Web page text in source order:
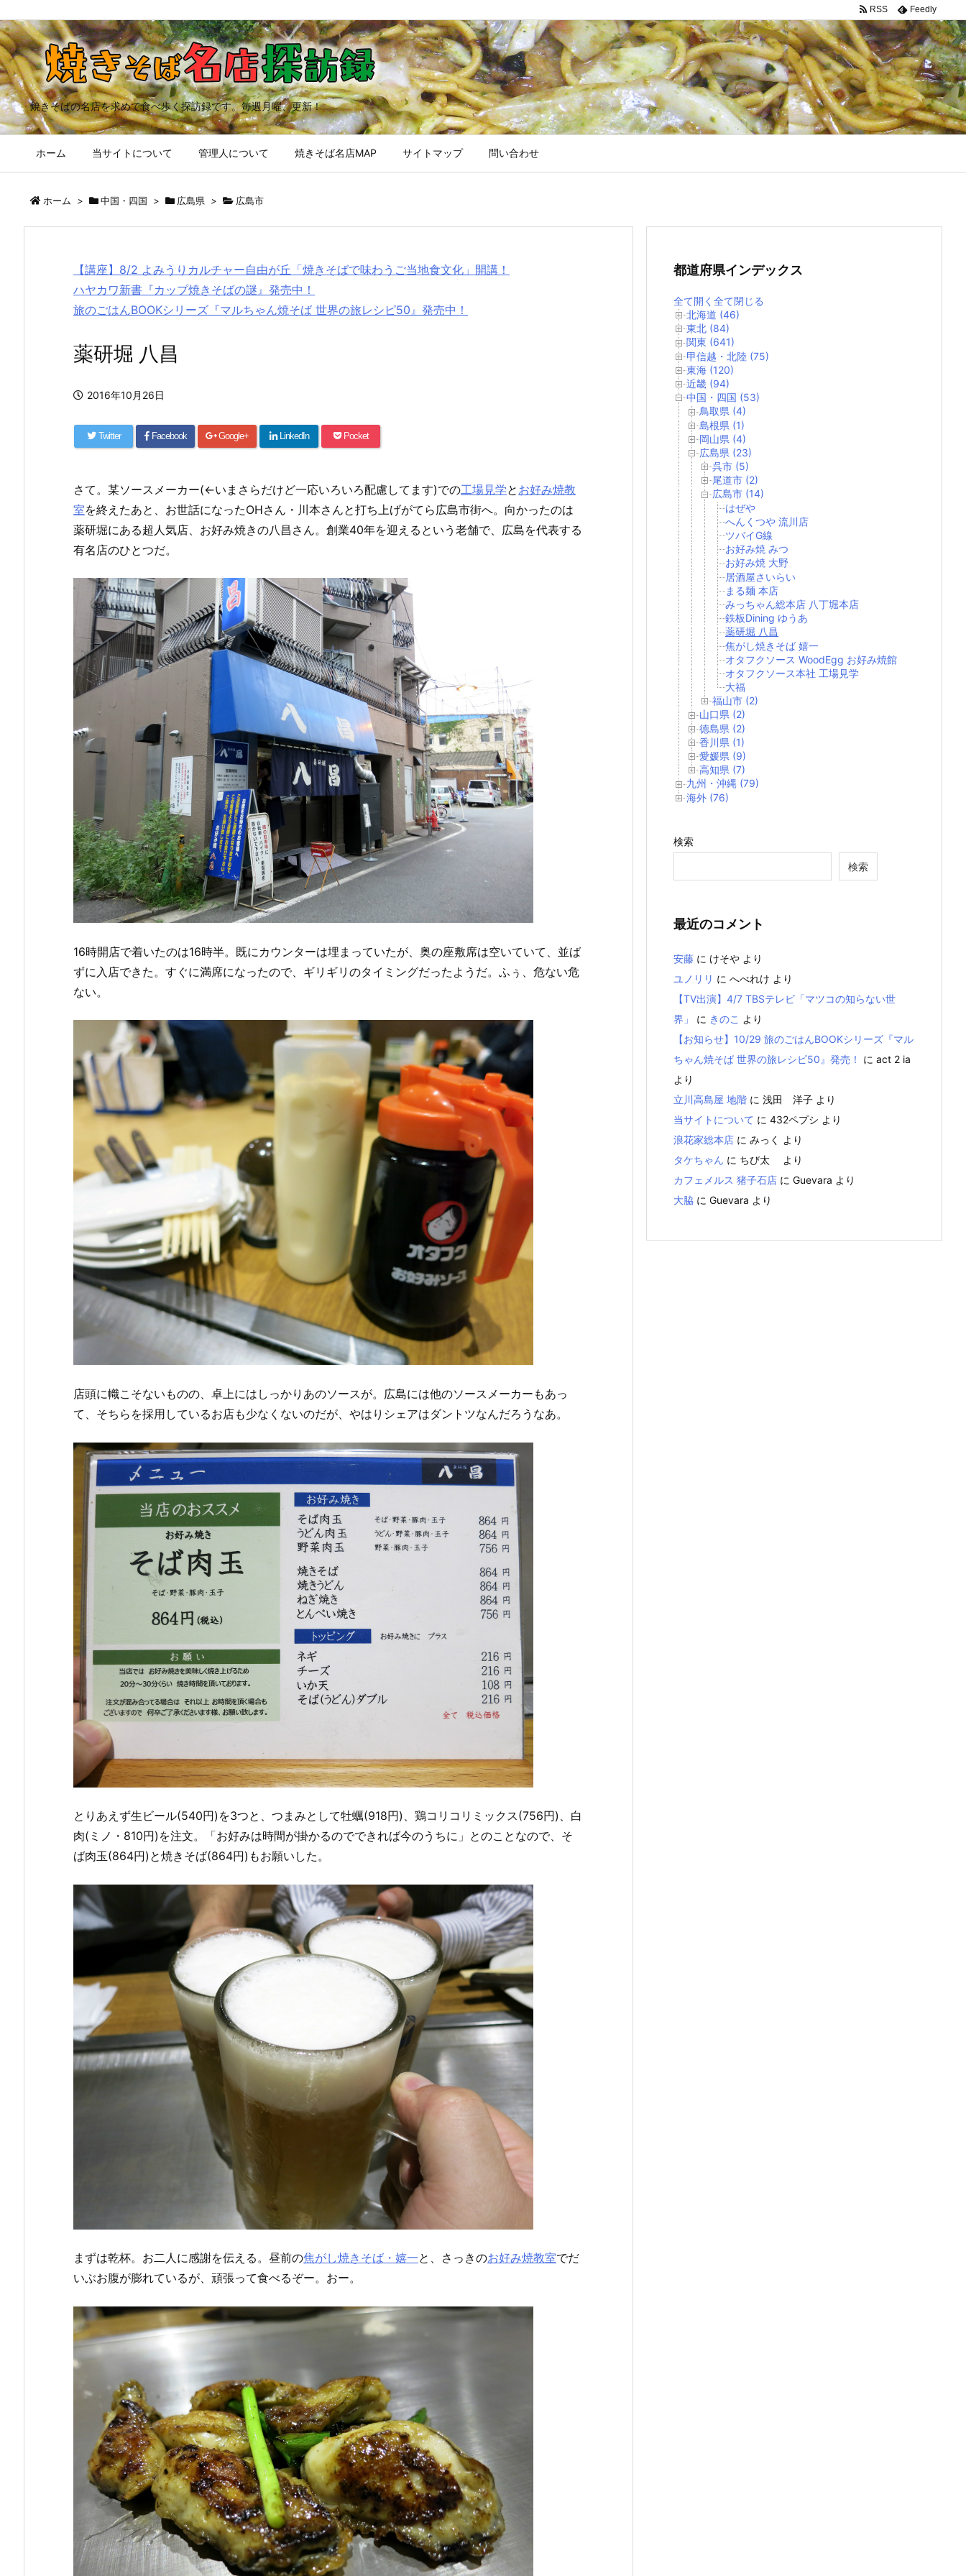
焼きそばの名店を求めて食べ歩く探訪録です。毎週月曜、更新！
ホーム 当サイトについて 管理人について 焼きそば名店MAP サイトマップ 問い合わせ
RSS Feedly
ホーム > 中国・四国 > 広島県 > 広島市
【講座】8/2 よみうりカルチャー自由が丘「焼きそばで味わうご当地食文化」開講！
ハヤカワ新書『カップ焼きそばの謎』発売中！
旅のごはんBOOKシリーズ『マルちゃん焼そば 世界の旅レシピ50』発売中！
薬研堀 八昌
2016年10月26日
Twitter Facebook Google+ LinkedIn Pocket
さて。某ソースメーカー(←いまさらだけど一応いろいろ配慮してます)での工場見学と お好み焼教
室を終えたあと、お世話になったOHさん・川本さんと打ち上げがてら広島市街へ。向かったのは
薬研堀にある超人気店、お好み焼きの八昌さん。創業40年を迎えるという老舗で、広島を代表する
有名店のひとつだ。
16時開店で着いたのは16時半。既にカウンターは埋まっていたが、奥の座敷席は空いていて、並ば
ずに入店できた。すぐに満席になったので、ギリギリのタイミングだったようだ。ふぅ、危ない危
ない。
店頭に幟こそないものの、卓上にはしっかりあのソースが。広島には他のソースメーカーもあっ
て、そちらを採用しているお店も少なくないのだが、やはりシェアはダントツなんだろうなあ。
とりあえず生ビール(540円)を3つと、つまみとして牡蠣(918円)、鶏コリコリミックス(756円)、白
肉(ミノ・810円)を注文。「お好みは時間が掛かるのでできれば今のうちに」とのことなので、そ
ば肉玉(864円)と焼きそば(864円)もお願いした。
まずは乾杯。お二人に感謝を伝える。昼前の焦がし焼きそば・嬉一と、さっきのお好み焼教室でだ
いぶお腹が膨れているが、頑張って食べるぞー。おー。
都道府県インデックス
全て開く 全て閉じる
北海道 (46)
東北 (84)
関東 (641)
甲信越・北陸 (75)
東海 (120)
近畿 (94)
中国・四国 (53)
鳥取県 (4)
島根県 (1)
岡山県 (4)
広島県 (23)
呉市 (5)
尾道市 (2)
広島市 (14)
はぜや
へんくつや 流川店
ツバイG線
お好み焼 みつ
お好み焼 大野
居酒屋さいらい
まる麺 本店
みっちゃん総本店 八丁堀本店
鉄板Dining ゆうあ
薬研堀 八昌
焦がし焼きそば 嬉一
オタフクソース WoodEgg お好み焼館
オタフクソース本社 工場見学
大福
福山市 (2)
山口県 (2)
徳島県 (2)
香川県 (1)
愛媛県 (9)
高知県 (7)
九州・沖縄 (79)
海外 (76)
検索
検索
最近のコメント
安藤 に けそや より
ユノリリ に へべれけ より
【TV出演】4/7 TBSテレビ「マツコの知らない世
界」
に きのこ より
【お知らせ】10/29 旅のごはんBOOKシリーズ『マル
ちゃん焼そば 世界の旅レシピ50』発売！
に act 2 ia
より
立川高島屋 地階 に 浅田 洋子 より
当サイトについて に 432ペプシ より
浪花家総本店 に みっく
より
タケちゃん に ちび太
より
カフェメルス 猪子石店 に Guevara より
大脇 に Guevara より